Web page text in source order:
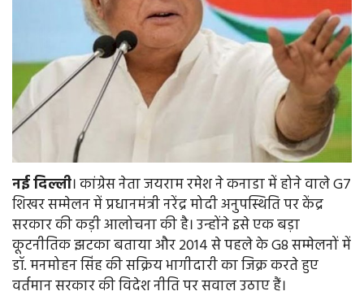
नईदिल्ली। कांग्रेस नेता जयराम रमेश ने कनाडा में होने वाले G7
शिखर सम्मेलन में प्रधानमंत्री नरेंद्र मोदी अनुपस्थिति पर केंद्र
सरकार की कड़ी आलोचना की है। उन्होंने इसे एक बड़ा
कूटनीतिक झटका बताया और 2014 से पहले के G8 सम्मेलनों में
डॉ. मनमोहन सिंह की सक्रिय भागीदारी का जिक्र करते हुए
वर्तमान सरकार की विदेश नीति पर सवाल उठाए हैं।